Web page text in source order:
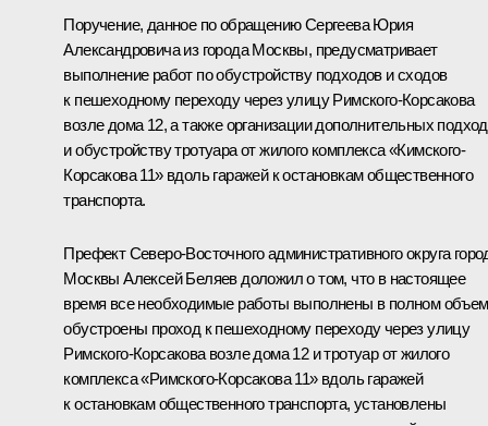
Поручение, данное по обращению Сергеева Юрия
Александровича из города Москвы, предусматривает
выполнение работ по обустройству подходов и сходов
к пешеходному переходу через улицу Римского-Корсакова
возле дома 12, а также организации дополнительных
и обустройству тротуара от жилого комплекса «Кимского-
Корсакова 11» вдоль гаражей к остановкам общественного
транспорта.
Префект Северо-Восточного административного округа
Москвы Алексей Беляев доложил о том, что в настоящее
время все необходимые работы выполнены в полном
обустроены проход к пешеходному переходу через улицу
Римского-Корсакова возле дома 12 и тротуар от жилого
комплекса «Римского-Корсакова 11» вдоль гаражей
к остановкам общественного транспорта, установлены